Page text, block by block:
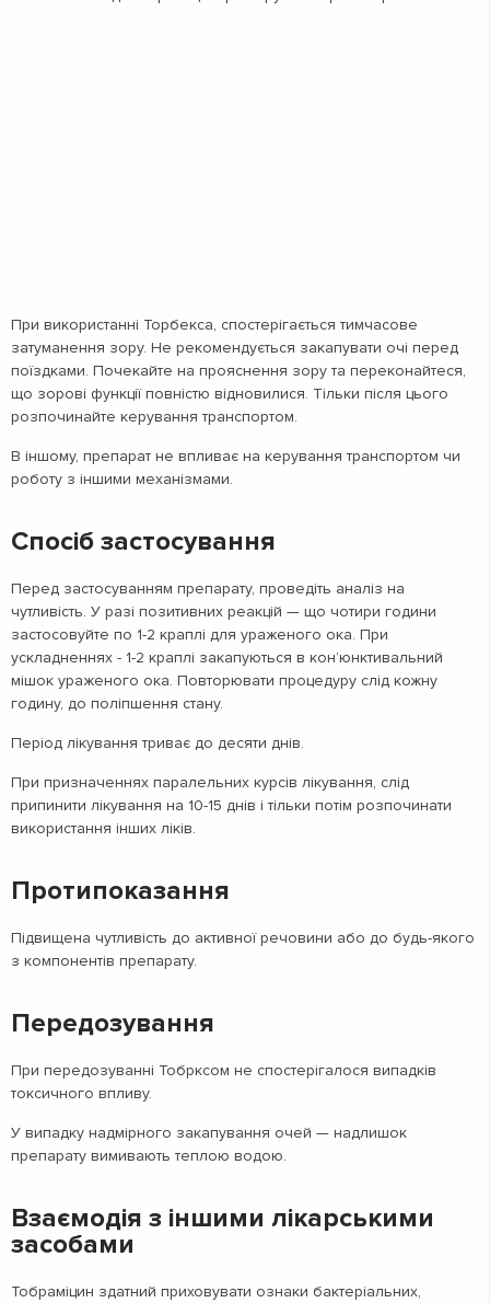
При використанні Торбекса, спостерігається тимчасове
затуманення зору. Не рекомендується закапувати очі перед
поїздками. Почекайте на прояснення зору та переконайтеся,
що зорові функції повністю відновилися. Тільки після цього
розпочинайте керування транспортом.
В іншому, препарат не впливає на керування транспортом чи
роботу з іншими механізмами.
Спосіб застосування
Перед застосуванням препарату, проведіть аналіз на
чутливість. У разі позитивних реакцій — що чотири години
застосовуйте по 1-2 краплі для ураженого ока. При
ускладненнях - 1-2 краплі закапуються в кон’юнктивальний
мішок ураженого ока. Повторювати процедуру слід кожну
годину, до поліпшення стану.
Період лікування триває до десяти днів.
При призначеннях паралельних курсів лікування, слід
припинити лікування на 10-15 днів і тільки потім розпочинати
використання інших ліків.
Протипоказання
Підвищена чутливість до активної речовини або до будь-якого
з компонентів препарату.
Передозування
При передозуванні Тобрксом не спостерігалося випадків
токсичного впливу.
У випадку надмірного закапування очей — надлишок
препарату вимивають теплою водою.
Взаємодія з іншими лікарськими
засобами
Тобраміцин здатний приховувати ознаки бактеріальних,